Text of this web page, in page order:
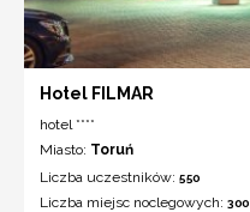
Hotel FILMAR
hotel ****
Miasto: Toruń
Liczba uczestników: 550
Liczba miejsc noclegowych: 300